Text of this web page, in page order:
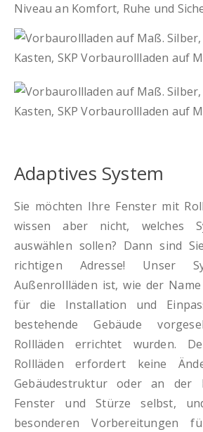
Niveau an Komfort, Ruhe und
Adaptives System
Sie möchten Ihre Fenster mit
wissen aber nicht, welches
auswählen sollen? Dann sind
richtigen Adresse! Unser
Außenrollläden ist, wie der
für die Installation und
bestehende Gebäude
Rollläden errichtet wurden.
Rollläden erfordert keine
Gebäudestruktur oder an der
Fenster und Stürze selbst,
besonderen Vorbereitungen